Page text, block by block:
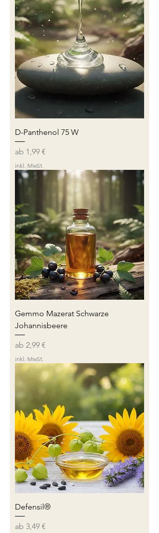
D-Panthenol 75 W
ab 1,99 €
Sale-Preis
inkl. MwSt.
Gemmo Mazerat Schwarze
Johannisbeere
ab 2,99 €
Sale-Preis
inkl. MwSt.
Defensil®
ab 3,49 €
Sale-Preis